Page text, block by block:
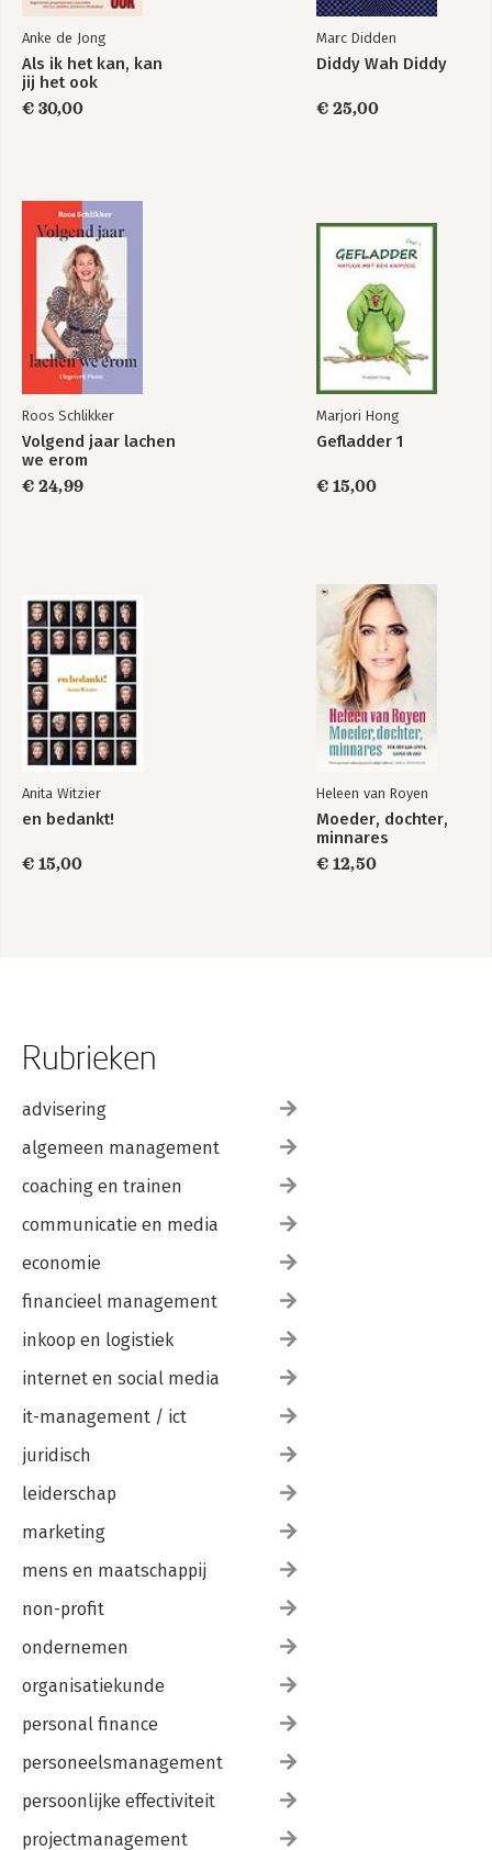
Anke de Jong
Als ik het kan, kan
jij het ook
€ 30,00
Marc Didden
Diddy Wah Diddy
€ 25,00
Roos Schlikker
Volgend jaar lachen
we erom
€ 24,99
Marjori Hong
Gefladder 1
€ 15,00
Anita Witzier
en bedankt!
€ 15,00
Heleen van Royen
Moeder, dochter,
minnares
€ 12,50
Rubrieken
advisering
algemeen management
coaching en trainen
communicatie en media
economie
financieel management
inkoop en logistiek
internet en social media
it-management / ict
juridisch
leiderschap
marketing
mens en maatschappij
non-profit
ondernemen
organisatiekunde
personal finance
personeelsmanagement
persoonlijke effectiviteit
projectmanagement